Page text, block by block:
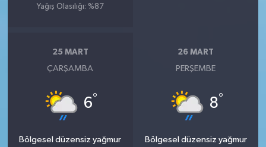
Yağış Olasılığı: %87
25 MART
ÇARŞAMBA
6°
Bölgesel düzensiz yağmur
26 MART
PERŞEMBE
8°
Bölgesel düzensiz yağmur